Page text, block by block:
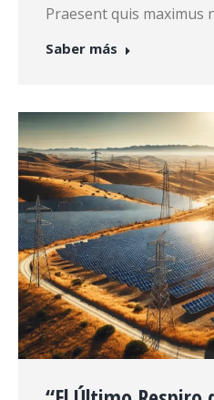
Praesent quis maximus
Saber más